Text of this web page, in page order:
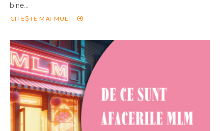
bine...
CITEȘTE MAI MULT